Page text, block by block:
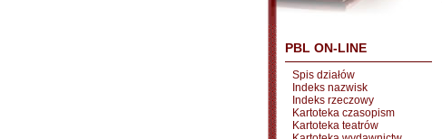
PBL ON-LINE
Spis działów
Indeks nazwisk
Indeks rzeczowy
Kartoteka czasopism
Kartoteka teatrów